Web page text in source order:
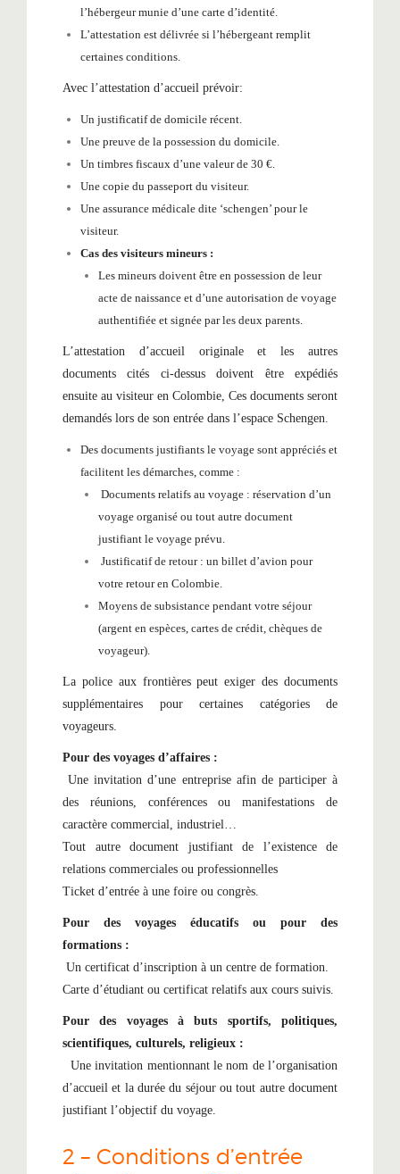
l’hébergeur munie d’une carte d’identité.
L’attestation est délivrée si l’hébergeant remplit
certaines conditions.
Avec l’attestation d’accueil prévoir:
Un justificatif de domicile récent.
Une preuve de la possession du domicile.
Un timbres fiscaux d’une valeur de 30 €.
Une copie du passeport du visiteur.
Une assurance médicale dite ‘schengen’ pour le
visiteur.
Cas des visiteurs mineurs :
Les mineurs doivent être en possession de leur
acte de naissance et d’une autorisation de voyage
authentifiée et signée par les deux parents.
L’attestation d’accueil originale et les autres
documents cités ci-dessus doivent être expédiés
ensuite au visiteur en Colombie, Ces documents seront
demandés lors de son entrée dans l’espace Schengen.
Des documents justifiants le voyage sont appréciés et
facilitent les démarches, comme :
Documents relatifs au voyage : réservation d’un
voyage organisé ou tout autre document
justifiant le voyage prévu.
Justificatif de retour : un billet d’avion pour
votre retour en Colombie.
Moyens de subsistance pendant votre séjour
(argent en espèces, cartes de crédit, chèques de
voyageur).
La police aux frontières peut exiger des documents
supplémentaires pour certaines catégories de
voyageurs.
Pour des voyages d’affaires :
Une invitation d’une entreprise afin de participer à
des réunions, conférences ou manifestations de
caractère commercial, industriel…
Tout autre document justifiant de l’existence de
relations commerciales ou professionnelles
Ticket d’entrée à une foire ou congrès.
Pour des voyages éducatifs ou pour des
formations :
Un certificat d’inscription à un centre de formation.
Carte d’étudiant ou certificat relatifs aux cours suivis.
Pour des voyages à buts sportifs, politiques,
scientifiques, culturels, religieux :
Une invitation mentionnant le nom de l’organisation
d’accueil et la durée du séjour ou tout autre document
justifiant l’objectif du voyage.
2 – Conditions d’entrée